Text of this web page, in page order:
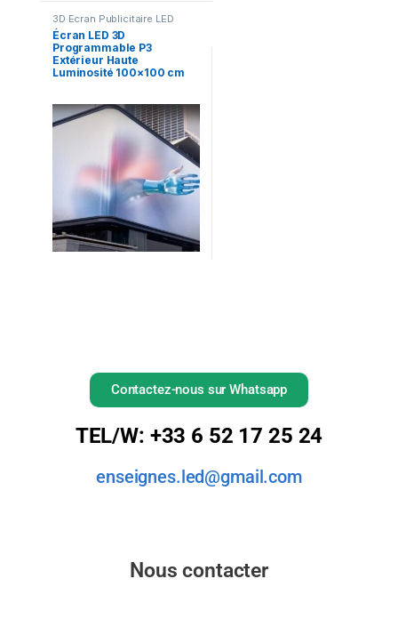
3D Ecran Publicitaire LED
Écran LED 3D
Programmable P3
Extérieur Haute
Luminosité 100×100 cm
Contactez-nous sur Whatsapp
TEL/W: +33 6 52 17 25 24
enseignes.led@gmail.com
Nous contacter